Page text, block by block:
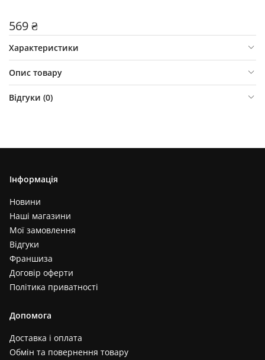
569 ₴
Характеристики
Опис товару
Відгуки (0)
Інформація
Новини
Наші магазини
Мої замовлення
Відгуки
Франшиза
Договір оферти
Політика приватності
Допомога
Доставка і оплата
Обмін та повернення товару